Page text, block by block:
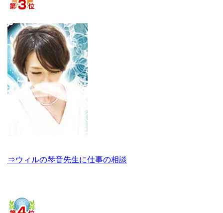
⇒ウィルの琴音先生に仕事の相談